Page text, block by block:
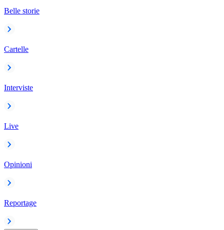
Belle storie
Cartelle
Interviste
Live
Opinioni
Reportage